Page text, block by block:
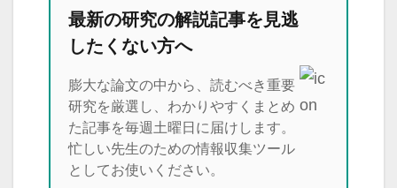
最新の研究の解説記事を見逃
したくない方へ
膨大な論文の中から、読むべき重要
研究を厳選し、わかりやすくまとめ
た記事を毎週土曜日に届けします。
忙しい先生のための情報収集ツール
としてお使いください。